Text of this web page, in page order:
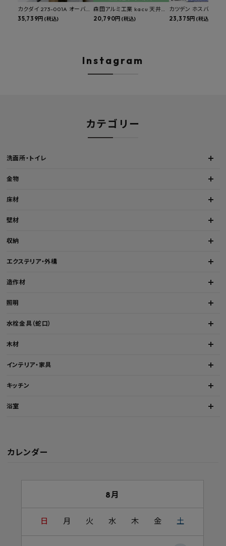
カクダイ 273-001A オーバー
カウンタースロップシンク 選
35,739円 (税込)
森田アルミ工業 kacu 天井付
け物干し E型 サイズオーダー
20,790円 (税込)
カツデン ホスバ 天井
物干し 標準サイズ ス
23,375円 (税込)
Instagram
カテゴリー
洗面所・トイレ
金物
床材
壁材
収納
エクステリア・外構
造作材
照明
水栓金具（蛇口）
木材
インテリア・家具
キッチン
浴室
カレンダー
8月
日 月 火 水 木 金 土